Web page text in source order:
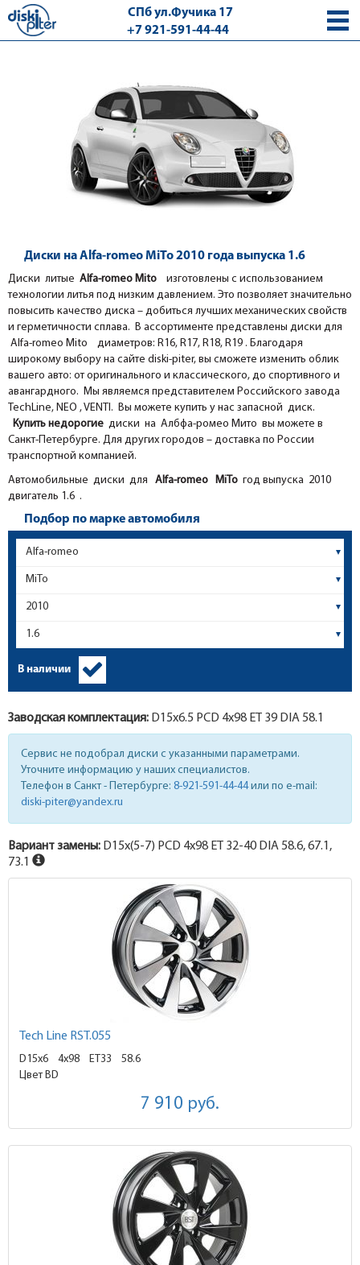
СПб ул.Фучика 17
+7 921-591-44-44
Диски на Alfa-romeo MiTo 2010 года выпуска 1.6
Диски литые Alfa-romeo Mito изготовлены с использованием
технологии литья под низким давлением. Это позволяет значительно
повысить качество диска – добиться лучших механических свойств
и герметичности сплава. В ассортименте представлены диски для
Alfa-romeo Mito диаметров: R16, R17, R18, R19 . Благодаря
широкому выбору на сайте diski-piter, вы сможете изменить облик
вашего авто: от оригинального и классического, до спортивного и
авангардного. Мы являемся представителем Российского завода
TechLine, NEO , VENTI. Вы можете купить у нас запасной диск.
Купить недорогие диски на Албфа-ромео Мито вы можете в
Санкт-Петербурге. Для других городов – доставка по России
транспортной компанией.
Автомобильные диски для
Alfa-romeo MiTo год выпуска 2010
двигатель 1.6 .
Подбор по марке автомобиля
В наличии
Заводская комплектация: D15x6.5 PCD 4x98 ET 39 DIA 58.1
Сервис не подобрал диски с указанными параметрами.
Уточните информацию у наших специалистов.
Телефон в Санкт - Петербурге: 8-921-591-44-44или по e-mail:
diski-piter@yandex.ru
Вариант замены: D15x(5-7) PCD 4x98 ET 32-40 DIA 58.6, 67.1,
73.1
Tech Line RST.055
D15x6 4x98 ET33
58.6
Цвет BD
7 910 руб.